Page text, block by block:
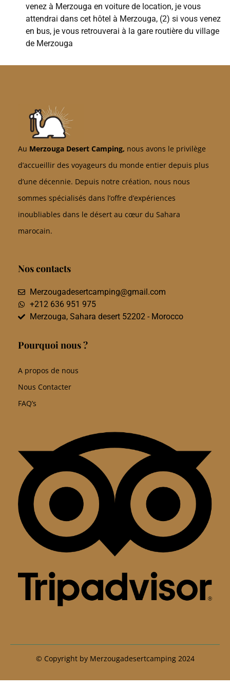
venez à Merzouga en voiture de location, je vous
attendrai dans cet hôtel à Merzouga, (2) si vous venez
en bus, je vous retrouverai à la gare routière du village
de Merzouga
Au Merzouga Desert Camping, nous avons le privilège
d’accueillir des voyageurs du monde entier depuis plus
d’une décennie. Depuis notre création, nous nous
sommes spécialisés dans l’offre d’expériences
inoubliables dans le désert au cœur du Sahara
marocain.
Nos contacts
Merzougadesertcamping@gmail.com
+212 636 951 975
Merzouga, Sahara desert 52202 - Morocco
Pourquoi nous ?
A propos de nous
Nous Contacter
FAQ’s
© Copyright by Merzougadesertcamping 2024